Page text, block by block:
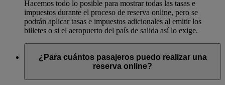
Hacemos todo lo posible para mostrar todas las tasas e
impuestos durante el proceso de reserva online, pero se
podrán aplicar tasas e impuestos adicionales al emitir los
billetes o si el aeropuerto del país de salida así lo exige.
¿Para cuántos pasajeros puedo realizar una
reserva online?